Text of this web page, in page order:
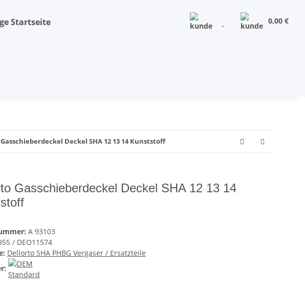
0,00 €
Deckel SHA 12 13 14 Kunststoff
Gasschieberdeckel Deckel SHA 12 13 14
A 93103
/ DEO11574
Dellorto SHA PHBG Vergaser / Ersatzteile